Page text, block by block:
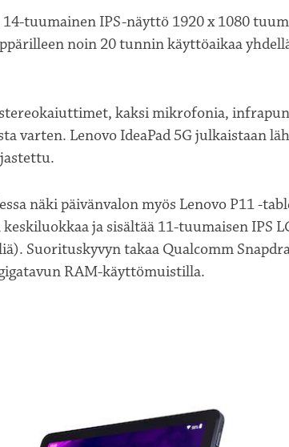
14-tuumainen IPS-näyttö 1920 x 1080
noin 20 tunnin käyttöaikaa
kaksi mikrofonia,
varten. Lenovo IdeaPad 5G julkaistaan
näki päivänvalon myös Lenovo P11 -
ja sisältää 11-tuumaisen IPS
Suorituskyvyn takaa Qualcomm
RAM-käyttömuistilla.